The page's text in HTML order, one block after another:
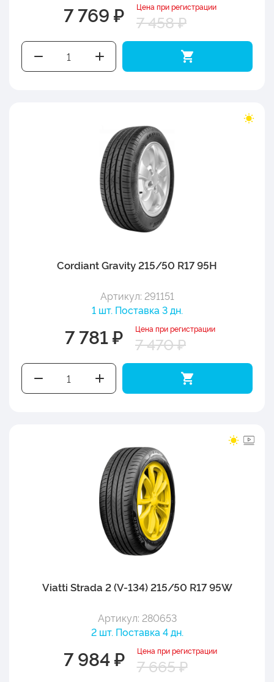
7 769 ₽ Цена при регистрации
7 458 ₽
Cordiant Gravity 215/50 R17 95H
Артикул: 291151
1 шт. Поставка 3 дн.
7 781 ₽ Цена при регистрации
7 470 ₽
Viatti Strada 2 (V-134) 215/50 R17 95W
Артикул: 280653
2 шт. Поставка 4 дн.
7 984 ₽ Цена при регистрации
7 665 ₽